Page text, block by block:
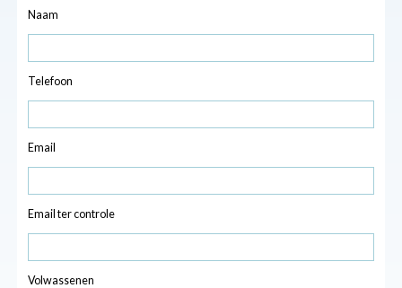
Naam
Telefoon
Email
Email ter controle
Volwassenen